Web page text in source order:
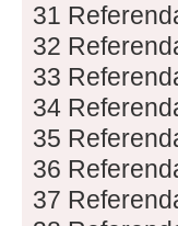
31
32
33
34
35
36
37